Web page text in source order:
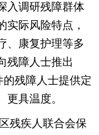
入调研残障群体
实际风险特点，
、康复护理等多
残障人士推出
的残障人士提供定
具温度。
残疾人联合会保